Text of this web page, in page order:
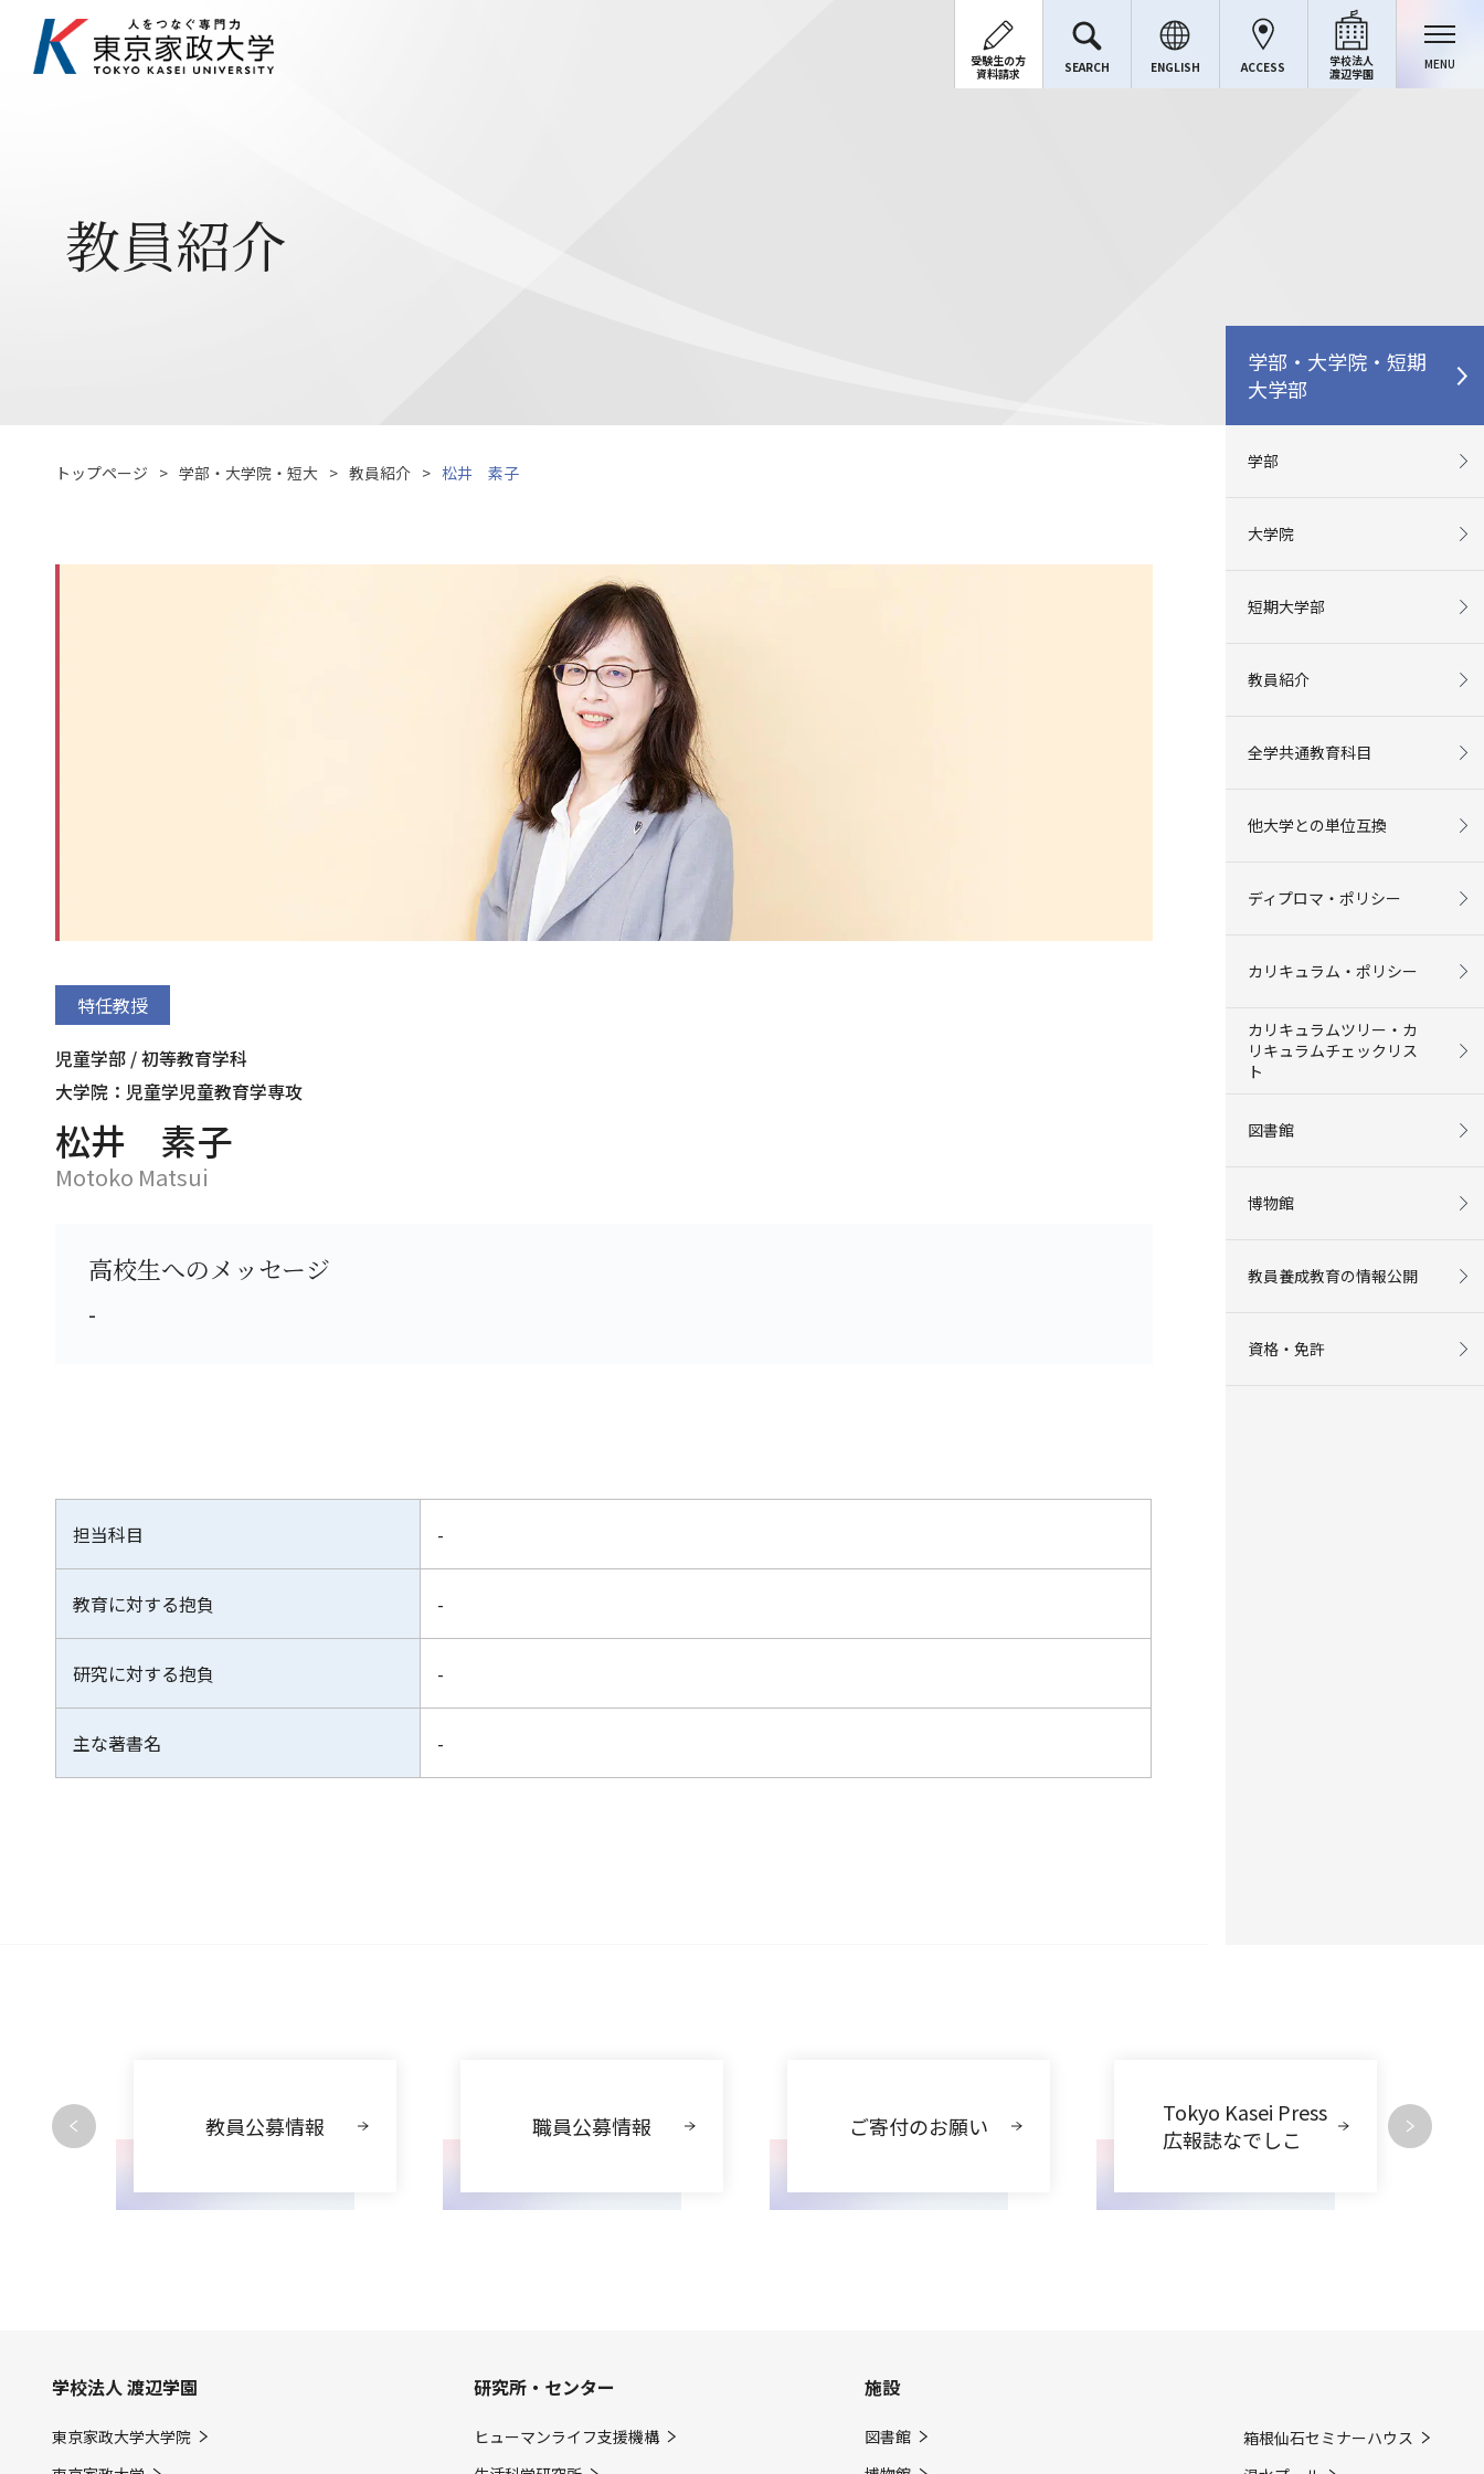
受験生の方
資料請求
SEARCH ENGLISH ACCESS
学校法人
渡辺学園
MENU
教員紹介
トップページ 学部・大学院・短大 教員紹介 松井 素子
特任教授
児童学部 / 初等教育学科
大学院：児童学児童教育学専攻
松井 素子
Motoko Matsui
高校生へのメッセージ
-
担当科目 -
教育に対する抱負 -
研究に対する抱負 -
主な著書名 -
学部・大学院・短期
大学部
学部
大学院
短期大学部
教員紹介
全学共通教育科目
他大学との単位互換
ディプロマ・ポリシー
カリキュラム・ポリシー
カリキュラムツリー・カ
リキュラムチェックリス
ト
図書館
博物館
教員養成教育の情報公開
資格・免許
教員公募情報 職員公募情報 ご寄付のお願い
Tokyo Kasei Press
広報誌なでしこ
学校法人 渡辺学園
東京家政大学大学院
研究所・センター
ヒューマンライフ支援機構
施設
図書館
箱根仙石セミナーハウス